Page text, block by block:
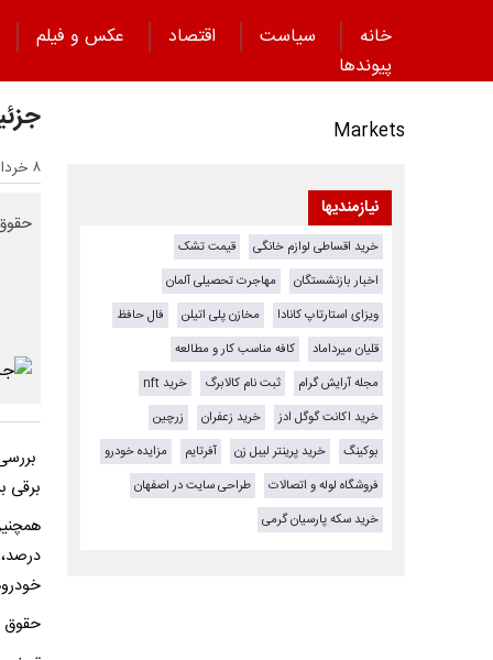
خانه سیاست اقتصاد عکس و فیلم
پیوند‌ها
۸ خرداد ۱۴۰۳ - ۱۰:۳۱
برقی
خودروهای
حقوق
Markets
نیازمندیها
خرید اقساطی لوازم خانگی
قیمت تشک
اخبار بازنشستگان
مهاجرت تحصیلی آلمان
ویزای استارتاپ کانادا
مخازن پلی اتیلن
فال حافظ
قلیان میرداماد
کافه مناسب کار و مطالعه
مجله آرایش گرام
ثبت نام کالابرگ
خرید nft
خرید اکانت گوگل ادز
خرید زعفران
زرچین
بوکینگ
خرید پرینتر لیبل زن آفرتایم
مزایده خودرو
فروشگاه لوله و اتصالات
طراحی سایت در اصفهان
خرید سکه پارسیان گرمی